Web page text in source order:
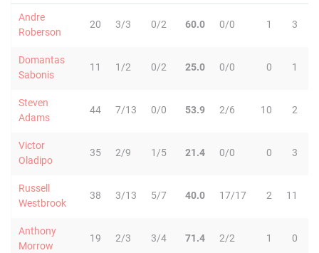
Andre
Roberson
20 3/3 0/2 60.0 0/0 1 3
Domantas
Sabonis
11 1/2 0/2 25.0 0/0 0 1
Steven
Adams
44 7/13 0/0 53.9 2/6 10 2
Victor
Oladipo
35 2/9 1/5 21.4 0/0 0 3
Russell
Westbrook
38 3/13 5/7 40.0 17/17 2 11
Anthony
Morrow
19 2/3 3/4 71.4 2/2 1 0